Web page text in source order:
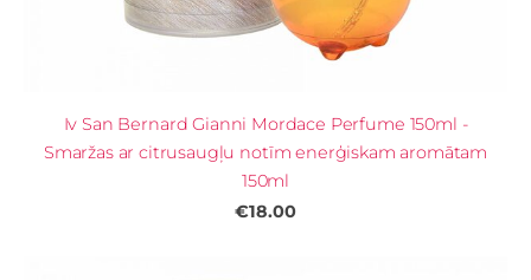
Iv San Bernard Gianni Mordace Perfume 150ml -
Smaržas ar citrusaugļu notīm enerģiskam aromātam
150ml
€18.00